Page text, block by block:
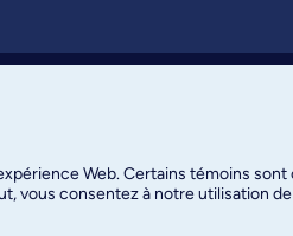
Web. Certains témoins
vous consentez à notre utilisation